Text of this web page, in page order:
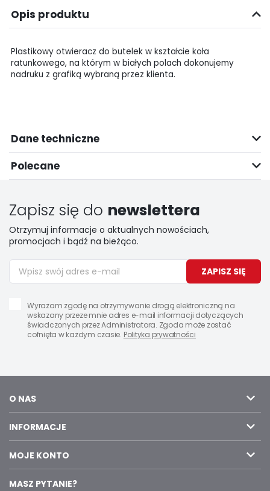
Opis produktu
Plastikowy otwieracz do butelek w kształcie koła
ratunkowego, na którym w białych polach dokonujemy
nadruku z grafiką wybraną przez klienta.
Dane techniczne
Polecane
Zapisz się do newslettera
Otrzymuj informacje o aktualnych nowościach,
promocjach i bądź na bieżąco.
ZAPISZ SIĘ
Wyrażam zgodę na otrzymywanie drogą elektroniczną na
wskazany przeze mnie adres e-mail informacji dotyczących
świadczonych przez Administratora. Zgoda może zostać
cofnięta w każdym czasie. Polityka prywatności
O NAS
INFORMACJE
MOJE KONTO
MASZ PYTANIE?